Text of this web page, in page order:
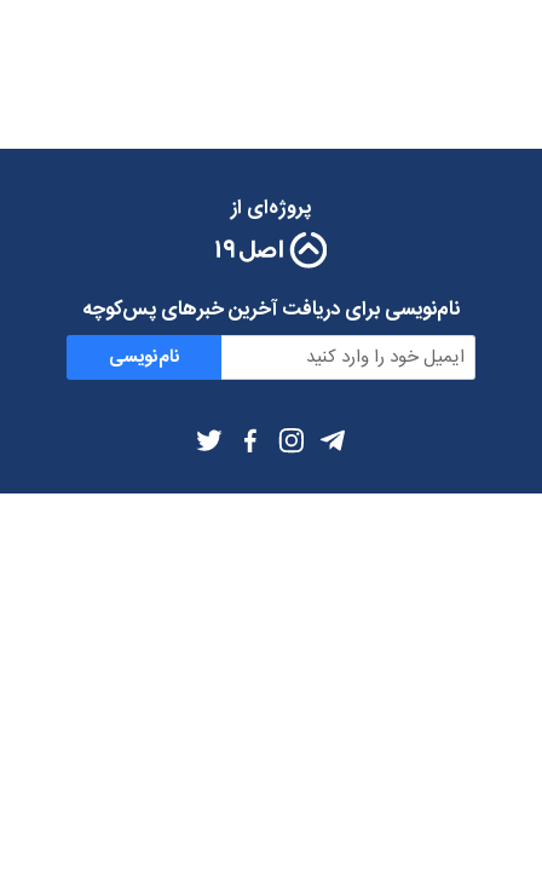
پروژه‌ای از
نام‌نویسی برای دریافت آخرین خبرهای پس‌کوچه
نام‌نویسی